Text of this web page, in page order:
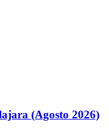
(Agosto 2026)